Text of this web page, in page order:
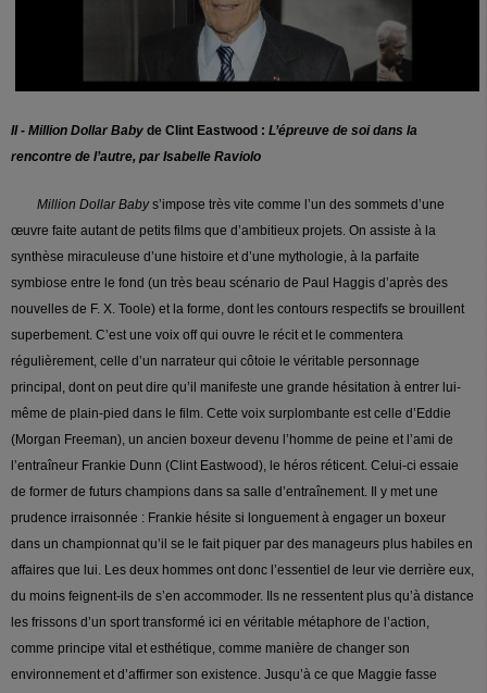
II - Million Dollar Baby de Clint Eastwood : L’épreuve de soi dans la
rencontre de l’autre, par Isabelle Raviolo
Million Dollar Babys’impose très vite comme l’un des sommets d’une
œuvre faite autant de petits films que d’ambitieux projets. On assiste à la
synthèse miraculeuse d’une histoire et d’une mythologie, à la parfaite
symbiose entre le fond (un très beau scénario de Paul Haggis d’après des
nouvelles de F. X. Toole) et la forme, dont les contours respectifs se brouillent
superbement. C’est une voix off qui ouvre le récit et le commentera
régulièrement, celle d’un narrateur qui côtoie le véritable personnage
principal, dont on peut dire qu’il manifeste une grande hésitation à entrer lui-
même de plain-pied dans le film. Cette voix surplombante est celle d’Eddie
(Morgan Freeman), un ancien boxeur devenu l’homme de peine et l’ami de
l’entraîneur Frankie Dunn (Clint Eastwood), le héros réticent. Celui-ci essaie
de former de futurs champions dans sa salle d’entraînement. Il y met une
prudence irraisonnée : Frankie hésite si longuement à engager un boxeur
dans un championnat qu’il se le fait piquer par des manageurs plus habiles en
affaires que lui. Les deux hommes ont donc l’essentiel de leur vie derrière eux,
du moins feignent-ils de s’en accommoder. Ils ne ressentent plus qu’à distance
les frissons d’un sport transformé ici en véritable métaphore de l’action,
comme principe vital et esthétique, comme manière de changer son
environnement et d’affirmer son existence. Jusqu’à ce que Maggie fasse